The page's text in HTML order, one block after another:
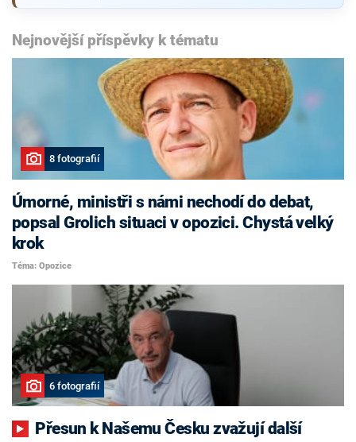
Nejnovější příspěvky k tématu
8 fotografií
Úmorné, ministři s námi nechodí do debat,
popsal Grolich situaci v opozici. Chystá velký
krok
Téma: Opozice
6 fotografií